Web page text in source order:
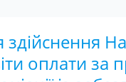
оплати